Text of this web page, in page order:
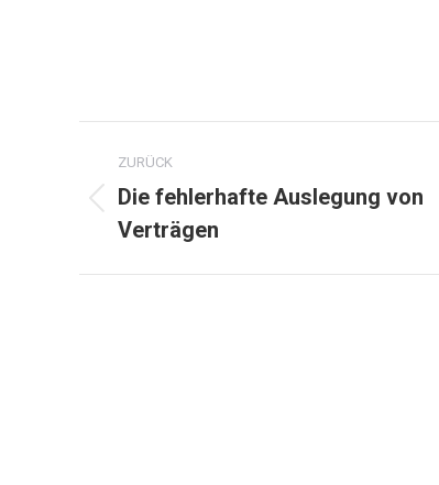
Kommentarnavigation
ZURÜCK
Vorheriger
Beitrag:
Die fehlerhafte Auslegung von
Verträgen